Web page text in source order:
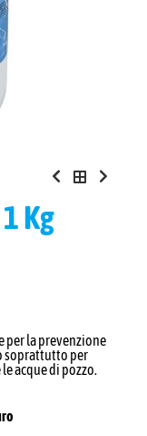
Kg
per la prevenzione
soprattutto per
acque di pozzo.